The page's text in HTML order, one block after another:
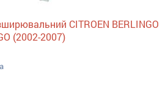
CITROEN BERLINGO
(2002-2007)